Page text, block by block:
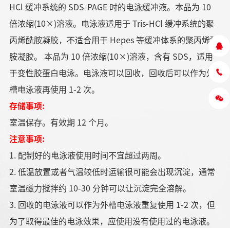
HCl 缓冲系统的 SDS-PAGE 时的电泳缓冲液。本品为 10
倍浓缩(10×)溶液。电泳液适用于 Tris-HCl 缓冲系统的聚
丙烯酰胺凝胶，不适合用于 Hepes 等缓冲体系的聚丙烯酰
胺凝胶。 本品为 10 倍浓缩(10×)溶液，含有 SDS，适用
于变性胶蛋白电泳。电泳液可以回收，回收后可以作为外
槽电泳液再使用 1-2 次。
存储事项:
室温保存。有效期 12 个月。
注意事项:
1. 配制好的电泳液使用时间不宜超过两周。
2. 低温放置或者气温较低时运输很可能会出现沉淀，通常
室温磁力搅拌约 10-30 分钟可以让沉淀完全溶解。
3. 回收的电泳液可以作为外槽电泳液重复使用 1-2 次，但
为了取得最佳的电泳效果，应使用没有使用过的电泳液。